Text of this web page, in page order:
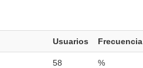
Usuarios Frecuencia
58 %